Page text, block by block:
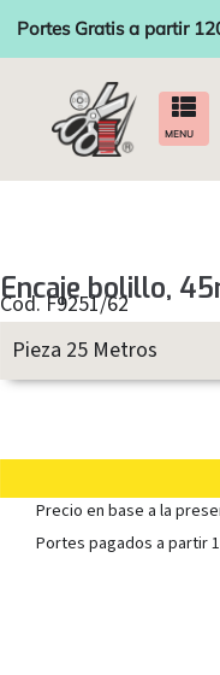
Portes Gratis a partir
MENU
Encaje bolillo,
Cod. F9251/62
Pieza 25 Metros
Precio en base a la
Portes pagados a partir